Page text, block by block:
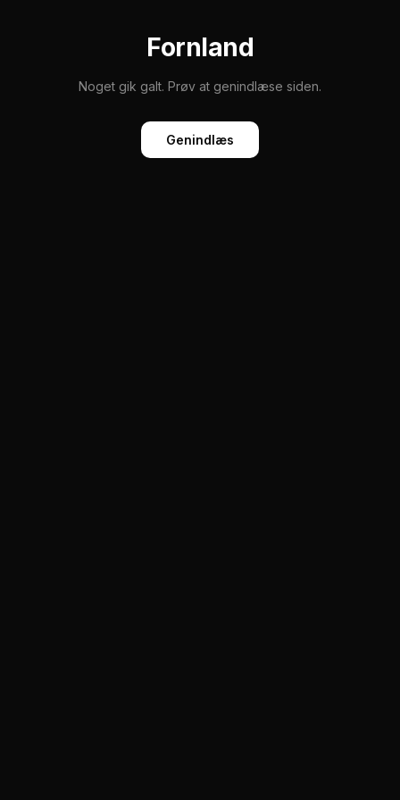
Fornland
Noget gik galt. Prøv at genindlæse siden.
Genindlæs